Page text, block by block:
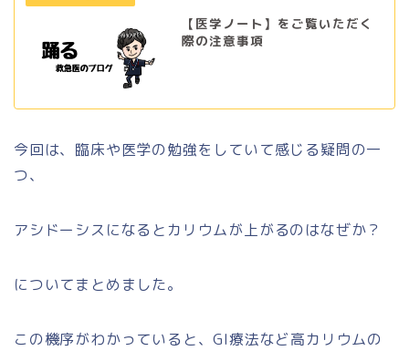
【医学ノート】をご覧いただく
際の注意事項
今回は、臨床や医学の勉強をしていて感じる疑問の一
つ、
アシドーシスになるとカリウムが上がるのはなぜか？
についてまとめました。
この機序がわかっていると、GI療法など高カリウムの